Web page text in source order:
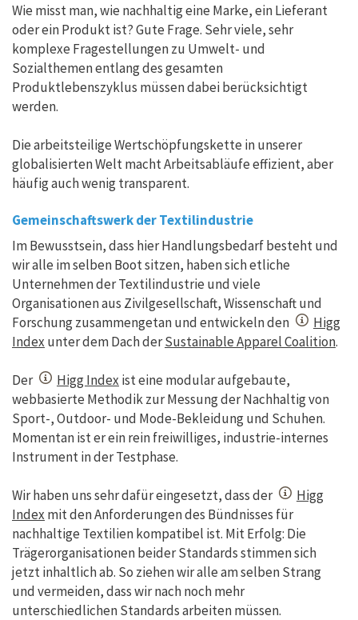
Wie misst man, wie nachhaltig eine Marke, ein Lieferant
oder ein Produkt ist? Gute Frage. Sehr viele, sehr
komplexe Fragestellungen zu Umwelt- und
Sozialthemen entlang des gesamten
Produktlebenszyklus müssen dabei berücksichtigt
werden.
Die arbeitsteilige Wertschöpfungskette in unserer
globalisierten Welt macht Arbeitsabläufe effizient, aber
häufig auch wenig transparent.
Gemeinschaftswerk der Textilindustrie
Im Bewusstsein, dass hier Handlungsbedarf besteht und
wir alle im selben Boot sitzen, haben sich etliche
Unternehmen der Textilindustrie und viele
Organisationen aus Zivilgesellschaft, Wissenschaft und
Forschung zusammengetan und entwickeln den
Higg
Index unter dem Dach derSustainable Apparel Coalition.
Der Higg Index ist eine modular aufgebaute,
webbasierte Methodik zur Messung der Nachhaltig von
Sport-, Outdoor- und Mode-Bekleidung und Schuhen.
Momentan ist er ein rein freiwilliges, industrie-internes
Instrument in der Testphase.
Wir haben uns sehr dafür eingesetzt, dass der
Higg
Index mit den Anforderungen des Bündnisses für
nachhaltige Textilien kompatibel ist. Mit Erfolg: Die
Trägerorganisationen beider Standards stimmen sich
jetzt inhaltlich ab. So ziehen wir alle am selben Strang
und vermeiden, dass wir nach noch mehr
unterschiedlichen Standards arbeiten müssen.